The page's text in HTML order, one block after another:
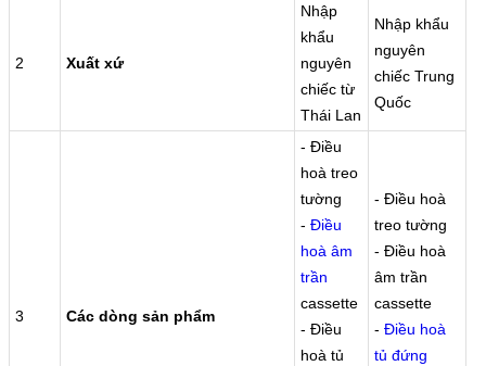
2 Xuất xứ
Nhập
khẩu
nguyên
chiếc từ
Thái Lan
Nhập khẩu
nguyên
chiếc Trung
Quốc
3 Các dòng sản phẩm
- Điều
hoà treo
tường
- Điều
hoà âm
trần
cassette
- Điều
hoà tủ
- Điều hoà
treo tường
- Điều hoà
âm trần
cassette
- Điều hoà
tủ đứng